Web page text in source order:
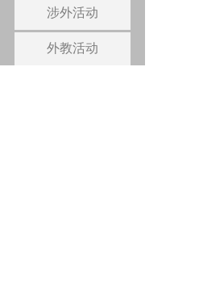
涉外活动
外教活动